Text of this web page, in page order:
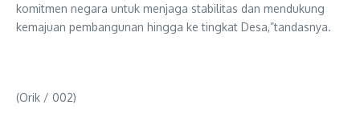
komitmen negara untuk menjaga stabilitas dan mendukung
kemajuan pembangunan hingga ke tingkat Desa,”tandasnya.
(Orik / 002)